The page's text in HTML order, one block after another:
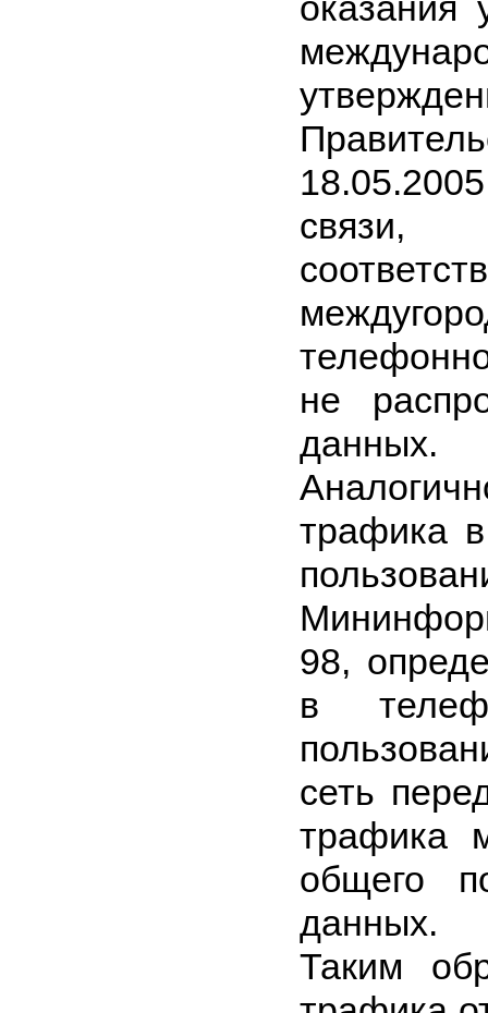
связи,
не
данных.
трафика
98,
в
сеть
трафика
общего
данных.
Таким